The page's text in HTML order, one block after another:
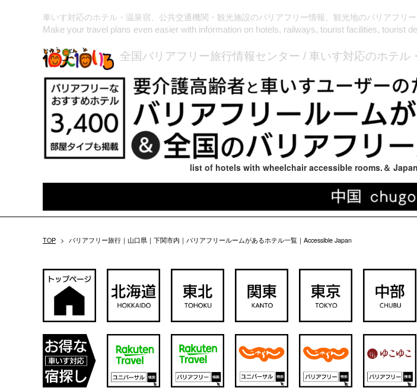
車いす対応のホテル・温泉宿、公共交通機関・観光施設のバリアフリー情報、観光地のバリアフリ
Make your travel plans even easier with information on hotels, railways, tourist facilities, tourist
全国バリアフリー旅行情報センター / 車いす対応のホテル
list of hotels with wheelchair accessible rooms.＆
TOP > バリアフリー旅行｜山口県｜下関市内｜バリアフリールームがあるホテル一覧｜Accessible Japan